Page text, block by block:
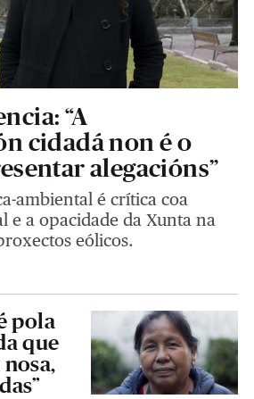
“A
cidadá non é o
alegacións”
ambiental é crítica coa
e a opacidade da Xunta na
eólicos.
pola
que